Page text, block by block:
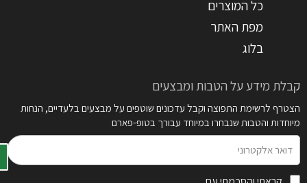
כל המוצרים
מפת האתר
בלוג
קבלת מידע על הטבות ומבצעים
הצטרף לרשימת התפוצה וקבל עדכונים שוטפים על מבצעים בלעדיים, הנחות
מיוחדות והטבות שנבחרו במיוחד עבורך בטופ-פארם
אלקטרוני